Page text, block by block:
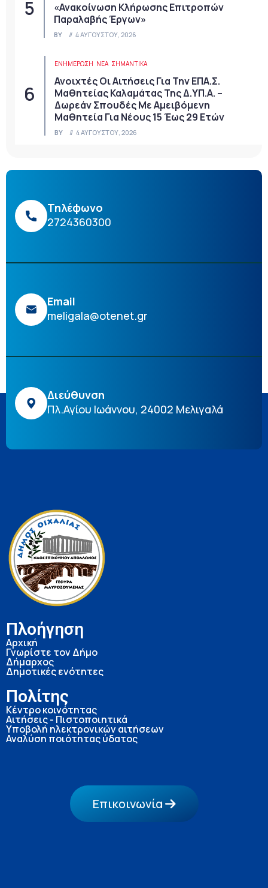
«Ανακοίνωση Κλήρωσης Επιτροπών
Παραλαβής Έργων»
BY 4 ΑΥΓΟΎΣΤΟΥ, 2026
ΕΝΗΜΕΡΩΣΗ ΝΈΑ ΣΗΜΑΝΤΙΚΆ
Ανοιχτές Οι Αιτήσεις Για Την ΕΠΑ.Σ.
Μαθητείας Καλαμάτας Της Δ.ΥΠ.Α. –
Δωρεάν Σπουδές Με Αμειβόμενη
Μαθητεία Για Νέους 15 Έως 29 Ετών
BY 4 ΑΥΓΟΎΣΤΟΥ, 2026
Τηλέφωνο
2724360300
Email
meligala@otenet.gr
Διεύθυνση
Πλ.Αγίου Ιωάννου, 24002 Μελιγαλά
Πλοήγηση
Αρχική
Γνωρίστε τον Δήμο
Δήμαρχος
Δημοτικές ενότητες
Πολίτης
Κέντρο κοινότητας
Αιτήσεις - Πιστοποιητικά
Υποβολή ηλεκτρονικών αιτήσεων
Αναλύση ποιότητας ύδατος
Επικοινωνία